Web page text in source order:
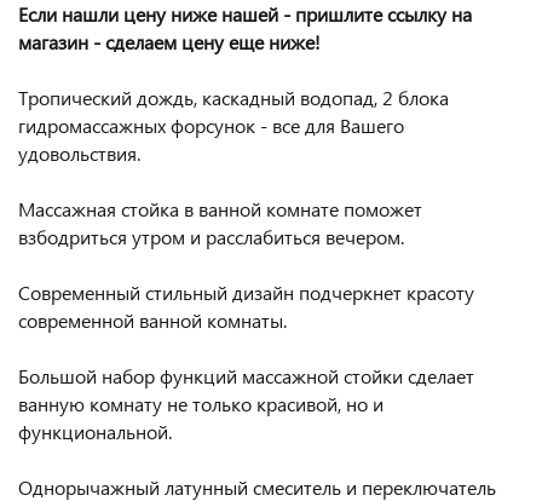
Если нашли цену ниже нашей - пришлите ссылку на
магазин - сделаем цену еще ниже!
Тропический дождь, каскадный водопад, 2 блока
гидромассажных форсунок - все для Вашего
удовольствия.
Массажная стойка в ванной комнате поможет
взбодриться утром и расслабиться вечером.
Современный стильный дизайн подчеркнет красоту
современной ванной комнаты.
Большой набор функций массажной стойки сделает
ванную комнату не только красивой, но и
функциональной.
Однорычажный латунный смеситель и переключатель